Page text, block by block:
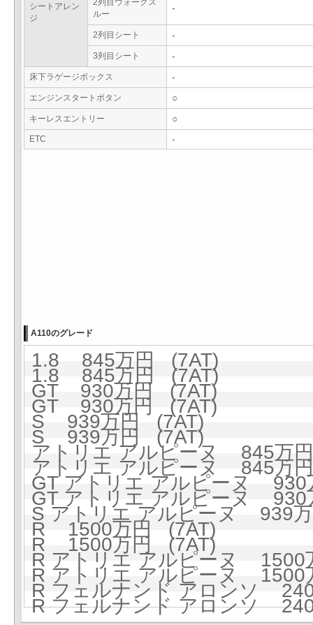
シートアレン
ジ
2列目ウォークス
ルー
-
2列目シート -
3列目シート -
床下ラゲージボックス -
エンジンスタートボタン ○
キーレスエントリー ○
ETC -
A110のグレード
1.8 845万円 (7AT)
1.8 845万円 (7AT)
GT 930万円 (7AT)
GT 930万円 (7AT)
S 939万円 (7AT)
S 939万円 (7AT)
アトリエ アルピーヌ 845万
アトリエ アルピーヌ 845万
GT アトリエ アルピーヌ
GT アトリエ アルピーヌ
S アトリエ アルピーヌ 939
R 1500万円 (7AT)
R 1500万円 (7AT)
R アトリエ アルピーヌ 1500
R アトリエ アルピーヌ 1500
R フェルナンド アロンソ
R フェルナンド アロンソ